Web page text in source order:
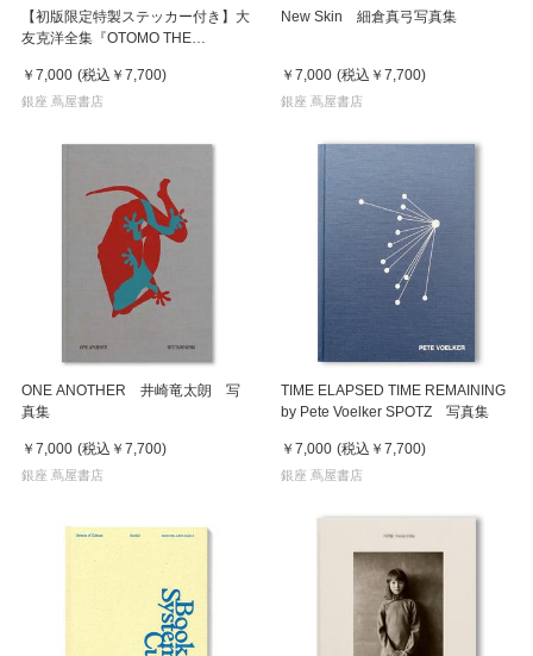
【初版限定特製ステッカー付き】大
友克洋全集『OTOMO THE
『Animation AKIRA Layouts & Key
Frames 2』
￥7,000 (税込 ￥7,700)
銀座 蔦屋書店
New Skin 細倉真弓写真集
￥7,000 (税込 ￥7,700)
銀座 蔦屋書店
ONE ANOTHER 井崎竜太朗 写
真集
￥7,000 (税込 ￥7,700)
銀座 蔦屋書店
TIME ELAPSED TIME REMAINING
by Pete Voelker SPOTZ 写真集
￥7,000 (税込 ￥7,700)
銀座 蔦屋書店